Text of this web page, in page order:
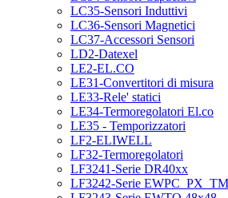
LC35-Sensori Induttivi
LC36-Sensori Magnetici
LC37-Accessori Sensori
LD2-Datexel
LE2-EL.CO
LE31-Convertitori di misura
LE33-Rele' statici
LE34-Termoregolatori El.co
LE35 - Temporizzatori
LF2-ELIWELL
LF32-Termoregolatori
LF3241-Serie DR40xx
LF3242-Serie